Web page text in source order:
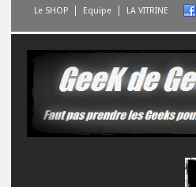
Le SHOP Equipe LA VITRINE